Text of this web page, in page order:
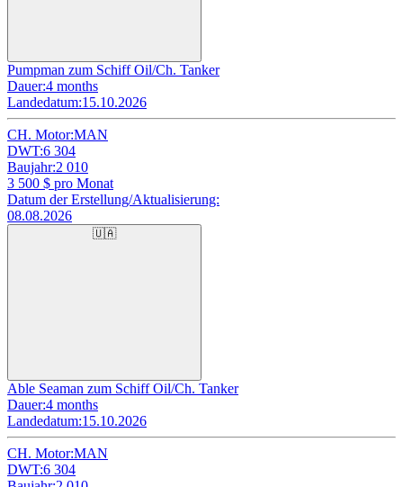
Pumpman zum Schiff Oil/Ch. Tanker
Dauer:4 months
Landedatum:15.10.2026
CH. Motor:MAN
DWT:6 304
Baujahr:2 010
3 500 $ pro Monat
Datum der Erstellung/Aktualisierung:
08.08.2026
🇺🇦
Able Seaman zum Schiff Oil/Ch. Tanker
Dauer:4 months
Landedatum:15.10.2026
CH. Motor:MAN
DWT:6 304